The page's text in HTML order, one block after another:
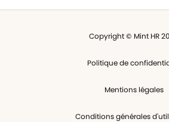
Copyright © Mint HR
Politique de
Mentions légales
Conditions générales